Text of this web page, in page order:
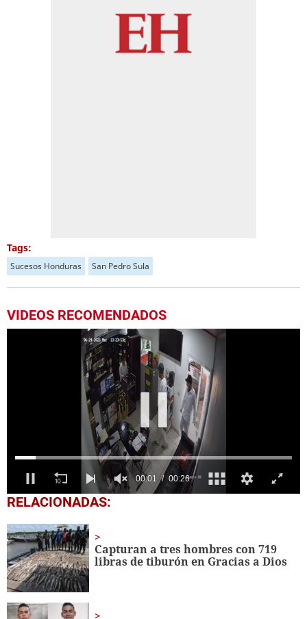
Tags:
Sucesos Honduras San Pedro Sula
VIDEOS RECOMENDADOS
0
seconds
26
seconds
RELACIONADAS:
Capturan a tres hombres con 719
libras de tiburón en Gracias a Dios